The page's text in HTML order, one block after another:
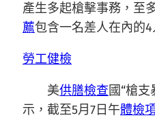
產生多起槍擊事務，至
薦包含一名差人在內的4
勞工健檢
美供膳檢查國“槍
示，截至5月7日午體檢